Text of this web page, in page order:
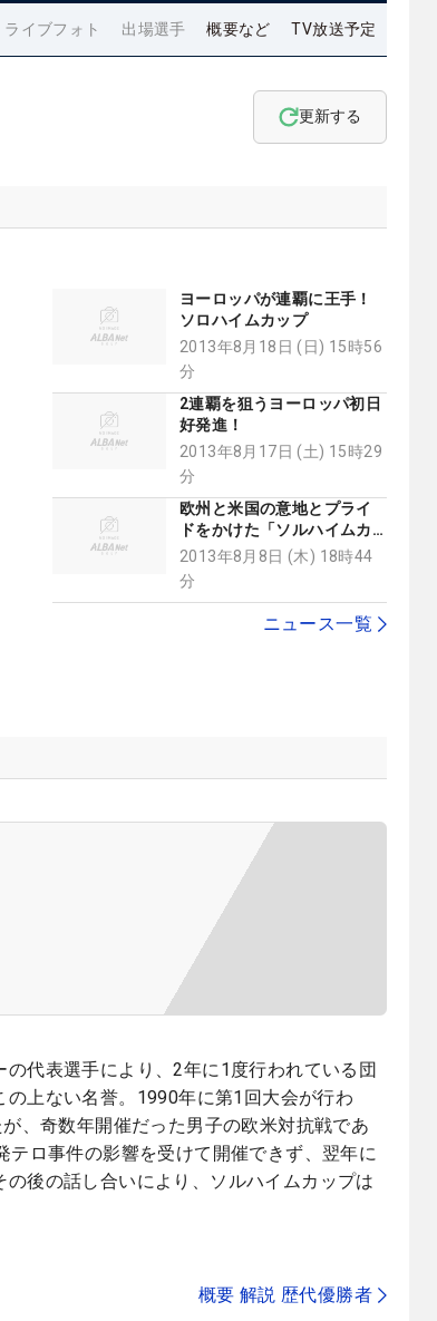
ライブフォト 出場選手 概要など TV放送予定
更新する
ヨーロッパが連覇に王手！
ソロハイムカップ
2013年8月18日 (日) 15時56
分
2連覇を狙うヨーロッパ初日
好発進！
2013年8月17日 (土) 15時29
分
欧州と米国の意地とプライ
ドをかけた「ソルハイムカ
ップ」が16日から開幕！
2013年8月8日 (木) 18時44
分
ニュース一覧
代表選手により、2年に1度行われている団
上ない名誉。1990年に第1回大会が行わ
、奇数年開催だった男子の欧米対抗戦であ
ロ事件の影響を受けて開催できず、翌年に
後の話し合いにより、ソルハイムカップは
概要 解説 歴代優勝者